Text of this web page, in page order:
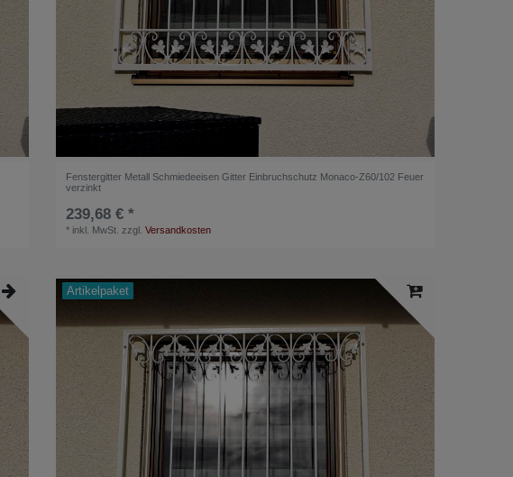
Fenstergitter Metall Schmiedeeisen Gitter Einbruchschutz Monaco-Z60/102 Feuer
verzinkt
239,68 € *
* inkl. MwSt. zzgl.Versandkosten
Artikelpaket